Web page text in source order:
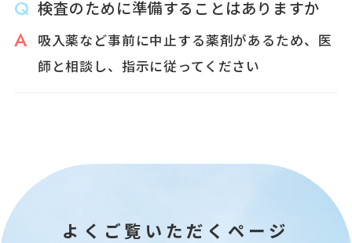
検査のために準備することはありますか
吸入薬など事前に中止する薬剤があるため、医
師と相談し、指示に従ってください
よくご覧いただくページ